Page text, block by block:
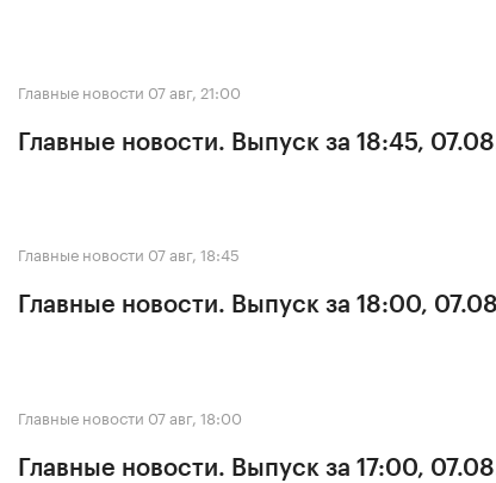
Главные новости 07 авг, 21:00
Главные новости. Выпуск за 18:45,
Главные новости 07 авг, 18:45
Главные новости. Выпуск за 18:00,
Главные новости 07 авг, 18:00
Главные новости. Выпуск за 17:00,